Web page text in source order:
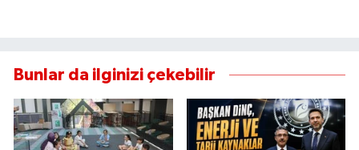
Bunlar da ilginizi çekebilir